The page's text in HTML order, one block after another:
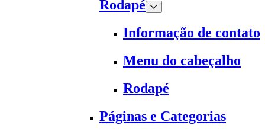
Rodapé
Informação de contato
Menu do cabeçalho
Rodapé
Páginas e Categorias